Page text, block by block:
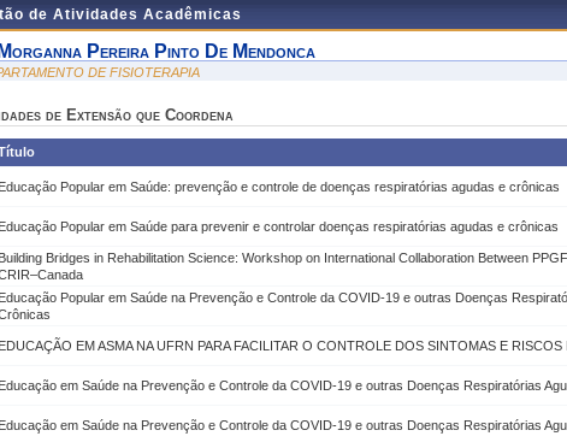
de Atividades Acadêmicas
Pereira Pinto De Mendonca
DE FISIOTERAPIA
de Extensão que Coordena
Educação Popular em Saúde: prevenção e controle de doenças respiratórias agudas e crônicas
Educação Popular em Saúde para prevenir e controlar doenças respiratórias agudas e crônicas
Building Bridges in Rehabilitation Science: Workshop on International Collaboration Between
Educação Popular em Saúde na Prevenção e Controle da COVID-19 e outras Doenças
EDUCAÇÃO EM ASMA NA UFRN PARA FACILITAR O CONTROLE DOS SINTOMAS E
Educação em Saúde na Prevenção e Controle da COVID-19 e outras Doenças Respiratórias
Educação em Saúde na Prevenção e Controle da COVID-19 e outras Doenças Respiratórias